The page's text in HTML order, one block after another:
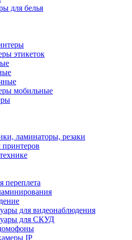
для белья
этикеток
мобильные
ламинаторы, резаки
принтеров
для видеонаблюдения
для СКУД
IP